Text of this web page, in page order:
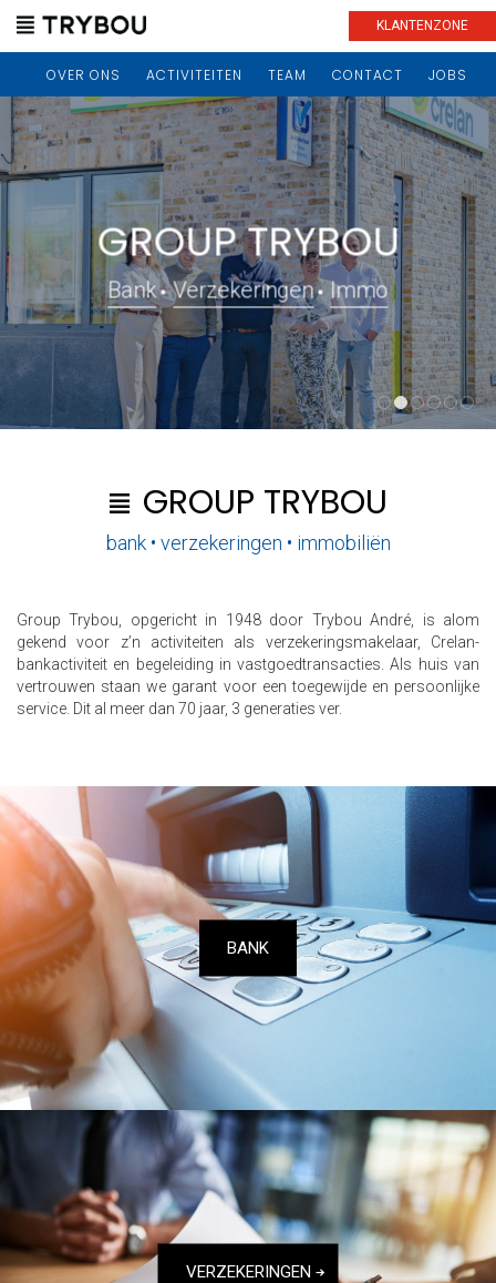
KLANTENZONE
OVER ONS ACTIVITEITEN TEAM CONTACT JOBS
GROUP TRYBOU
Bank Verzekeringen Immo
GROUP TRYBOU
bank • verzekeringen • immobiliën
Group Trybou, opgericht in 1948 door Trybou André, is alom
gekend voor z’n activiteiten als verzekeringsmakelaar, Crelan-
bankactiviteit en begeleiding in vastgoedtransacties. Als huis van
vertrouwen staan we garant voor een toegewijde en persoonlijke
service. Dit al meer dan 70 jaar, 3 generaties ver.
BANK
VERZEKERINGEN